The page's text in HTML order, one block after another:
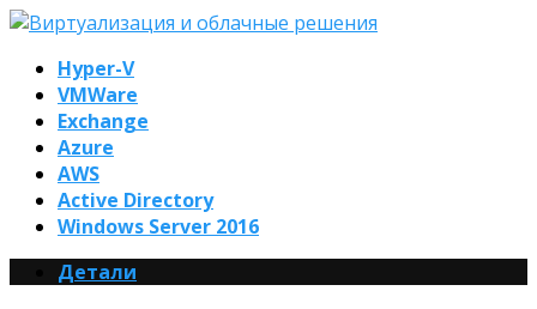
Hyper-V
VMWare
Exchange
Azure
AWS
Active Directory
Windows Server 2016
Детали